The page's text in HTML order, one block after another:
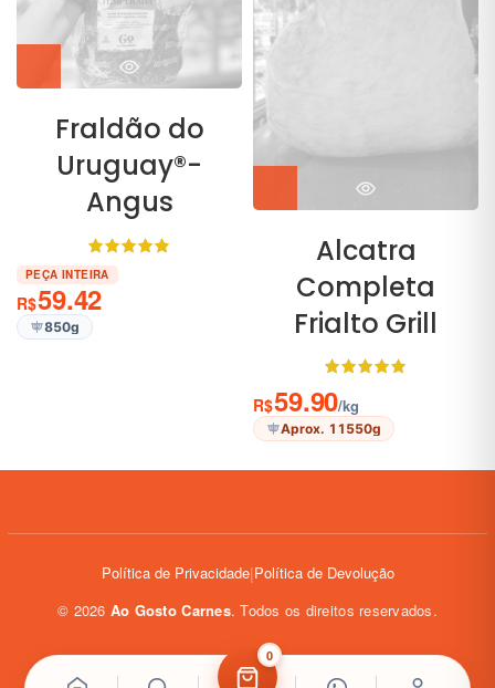
Fraldão do
Uruguay®-
Angus
PEÇA INTEIRA
R$59.42
850g
Alcatra
Completa
Frialto Grill
R$59.90/kg
Aprox. 11550g
Política de Privacidade|Política de Devolução
© 2026 Ao Gosto Carnes. Todos os direitos reservados.
0